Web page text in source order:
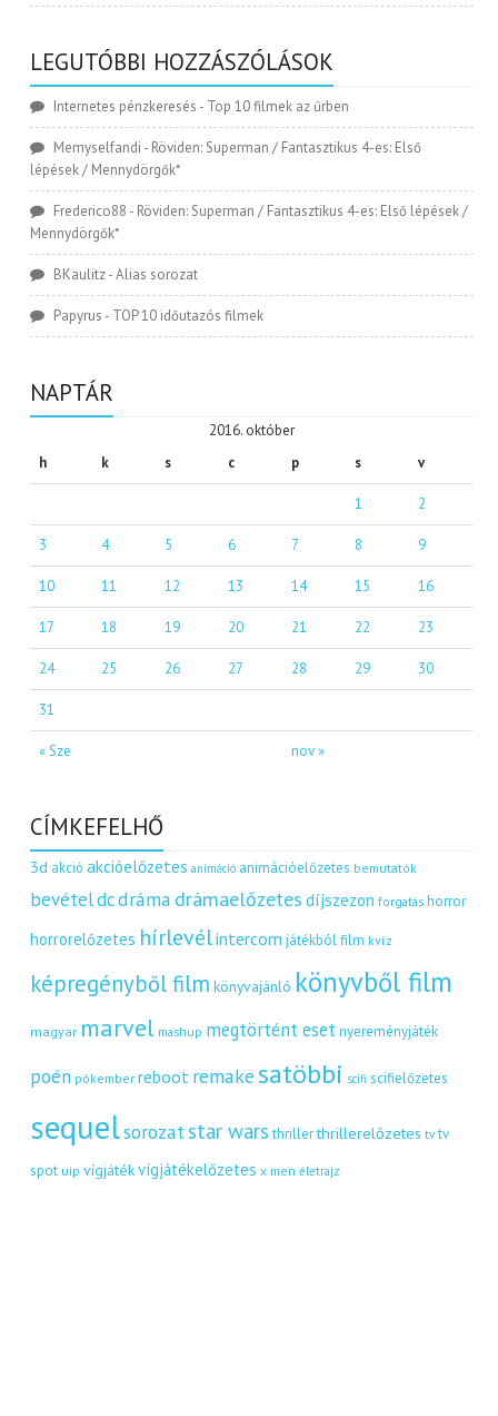
LEGUTÓBBI HOZZÁSZÓLÁSOK
Internetes pénzkeresés - Top 10 filmek az űrben
Memyselfandi - Röviden: Superman / Fantasztikus 4-es: Első
lépések / Mennydörgők*
Frederico88 - Röviden: Superman / Fantasztikus 4-es: Első lépések /
Mennydörgők*
BKaulitz-Alias sorozat
Papyrus - TOP 10 időutazós filmek
NAPTÁR
2016. október
h
k s c p s v
« Sze nov »
1 2
3 4 5 6 7 8 9
10 11 12 13 14 15 16
17 18 19 20 21 22 23
24 25 26 27 28 29 30
31
CÍMKEFELHŐ
3d akció akcióelőzetes animáció animációelőzetes bemutatók
bevételdcdráma drámaelőzetes díjszezon forgatás horror
horrorelőzetes hírlevélintercom játékból film kvíz
képregényből film könyvajánló könyvből film
magyar marvel mashup megtörtént eset nyereményjáték
poén pókember reboot remakesatöbbi scifi scifielőzetes
sequelsorozatstar wars thriller thrillerelőzetes tv tv
spot uip vígjátékvígjátékelőzetes x men életrajz